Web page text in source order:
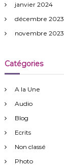
janvier 2024
décembre 2023
novembre 2023
Catégories
A la Une
Audio
Blog
Ecrits
Non classé
Photo